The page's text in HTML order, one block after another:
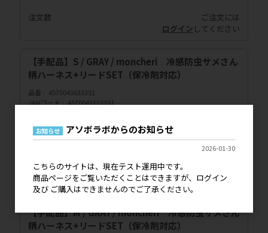
注文数
ご注文には
ログイン してください
【手配品】S / GRAY / moncheri 冷感防虫サメさん
柄ハーネス+リードSET（保冷剤対応）
品番
4570043633351
JANコード
4570043633351
販売価格
注文数
ログイン してください
【手配品】M / GRAY / moncheri 冷感防虫サメさん
柄ハーネス+リードSET（保冷剤対応）
お知らせ アソボラボからのお知らせ
2026-01-30
こちらのサイトは、現在テスト運用中です。
商品ページをご覧いただくことはできますが、ログイン
及び ご購入はできませんのでご了承ください。